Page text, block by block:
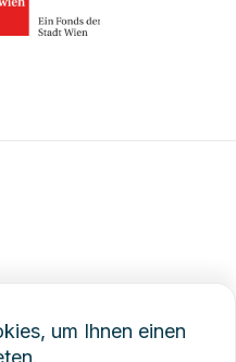
um Ihnen einen